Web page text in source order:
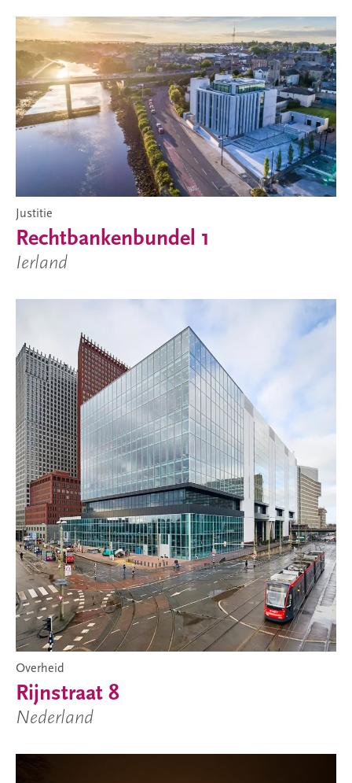
Justitie
Rechtbankenbundel 1
Ierland
Overheid
Rijnstraat 8
Nederland